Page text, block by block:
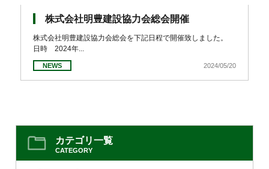
株式会社明豊建設協力会総会開催
株式会社明豊建設協力会総会を下記日程で開催致しました。
日時 2024年...
NEWS 2024/05/20
カテゴリ一覧
CATEGORY